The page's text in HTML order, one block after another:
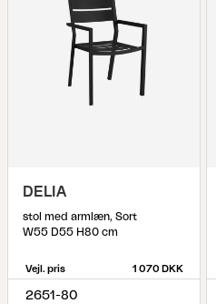
DELIA
stol med armlæn, Sort
W55 D55 H80 cm
Vejl. pris 1 070 DKK
2651-80